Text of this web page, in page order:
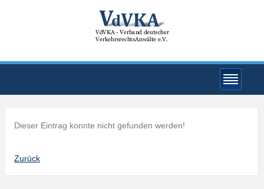
Dieser Eintrag konnte nicht gefunden werden!
Zurück